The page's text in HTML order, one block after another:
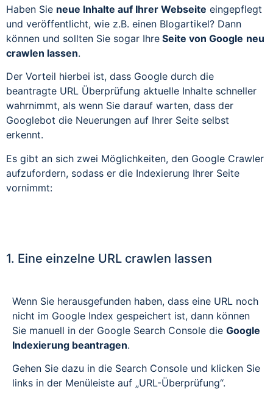
Haben Sie neue Inhalte auf Ihrer Webseite eingepflegt
und veröffentlicht, wie z.B. einen Blogartikel? Dann
können und sollten Sie sogar Ihre Seite von Google neu
crawlen lassen.
Der Vorteil hierbei ist, dass Google durch die
beantragte URL Überprüfung aktuelle Inhalte schneller
wahrnimmt, als wenn Sie darauf warten, dass der
Googlebot die Neuerungen auf Ihrer Seite selbst
erkennt.
Es gibt an sich zwei Möglichkeiten, den Google Crawler
aufzufordern, sodass er die Indexierung Ihrer Seite
vornimmt:
1. Eine einzelne URL crawlen lassen
Wenn Sie herausgefunden haben, dass eine URL noch
nicht im Google Index gespeichert ist, dann können
Sie manuell in der Google Search Console die Google
Indexierung beantragen.
Gehen Sie dazu in die Search Console und klicken Sie
links in der Menüleiste auf „URL-Überprüfung“.